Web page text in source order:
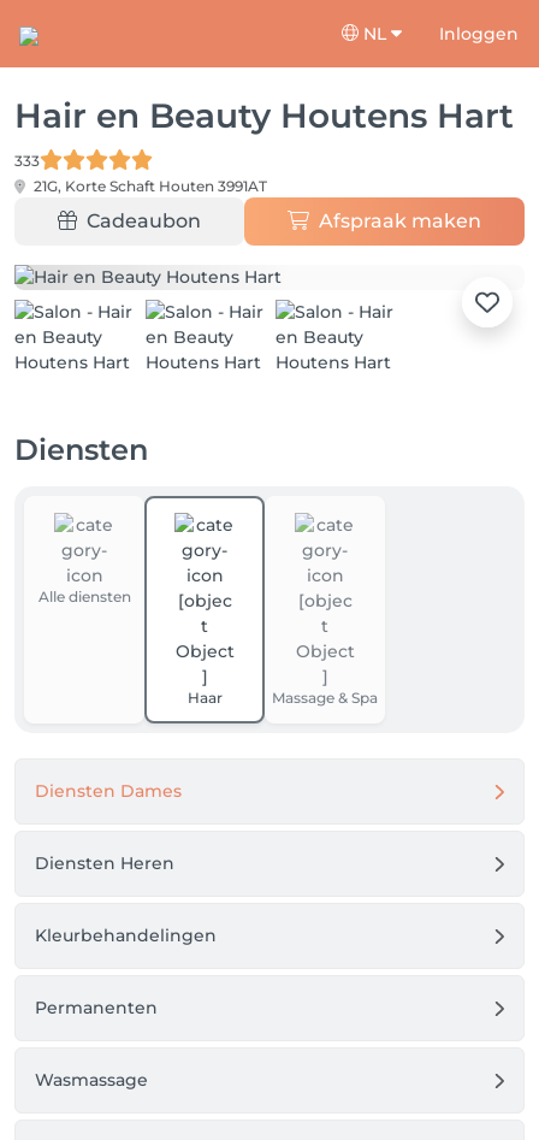
NL Inloggen
Hair en Beauty Houtens Hart
333
21G, Korte Schaft Houten 3991AT
Cadeaubon Afspraak maken
Diensten
Alle diensten
Haar Massage & Spa
Diensten Dames
Diensten Heren
Kleurbehandelingen
Permanenten
Wasmassage